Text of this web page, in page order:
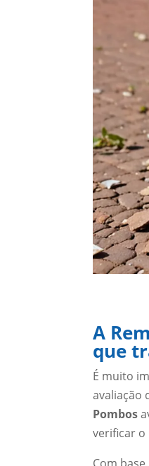
A
que
É muito
avaliação
Pombos
verificar o